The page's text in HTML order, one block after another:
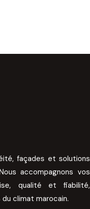
façades et solutions
accompagnons vos
qualité et fiabilité,
climat marocain.